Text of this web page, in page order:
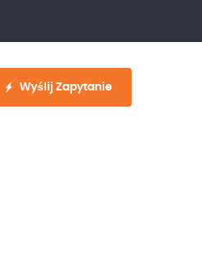
530 886 214
Wyślij Zapytanie